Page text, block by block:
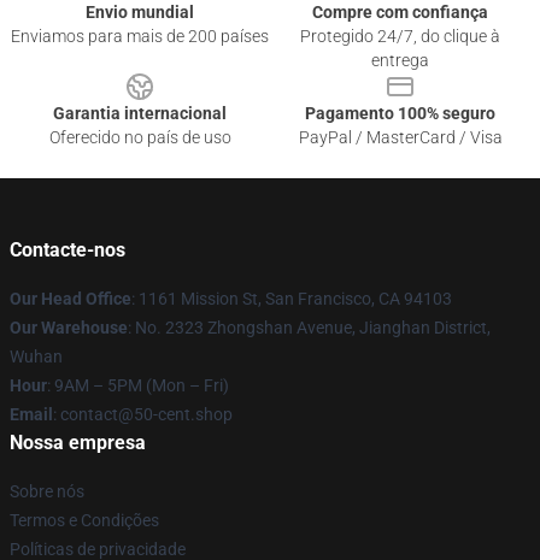
Envio mundial
Enviamos para mais de 200 países
Compre com confiança
Protegido 24/7, do clique à
entrega
Garantia internacional
Oferecido no país de uso
Pagamento 100% seguro
PayPal / MasterCard / Visa
Contacte-nos
Our Head Office: 1161 Mission St, San Francisco, CA 94103
Our Warehouse: No. 2323 Zhongshan Avenue, Jianghan District,
Wuhan
Hour: 9AM – 5PM (Mon – Fri)
Email : contact@50-cent.shop
Nossa empresa
Sobre nós
Termos e Condições
Políticas de privacidade